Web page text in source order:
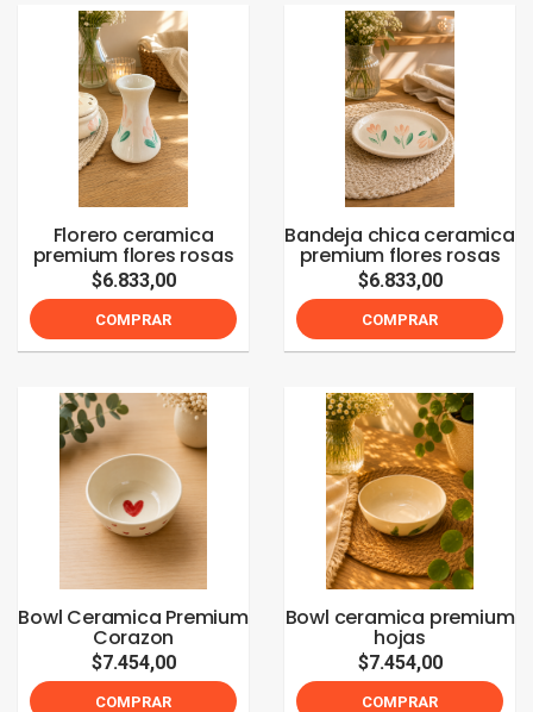
Florero ceramica
premium flores rosas
$6.833,00
COMPRAR
Bandeja chica ceramica
premium flores rosas
$6.833,00
COMPRAR
Bowl Ceramica Premium
Corazon
$7.454,00
COMPRAR
Bowl ceramica premium
hojas
$7.454,00
COMPRAR